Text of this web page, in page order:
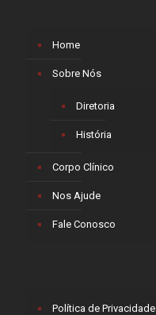
Home
Sobre Nós
Diretoria
História
Corpo Clínico
Nos Ajude
Fale Conosco
Política de Privacidade